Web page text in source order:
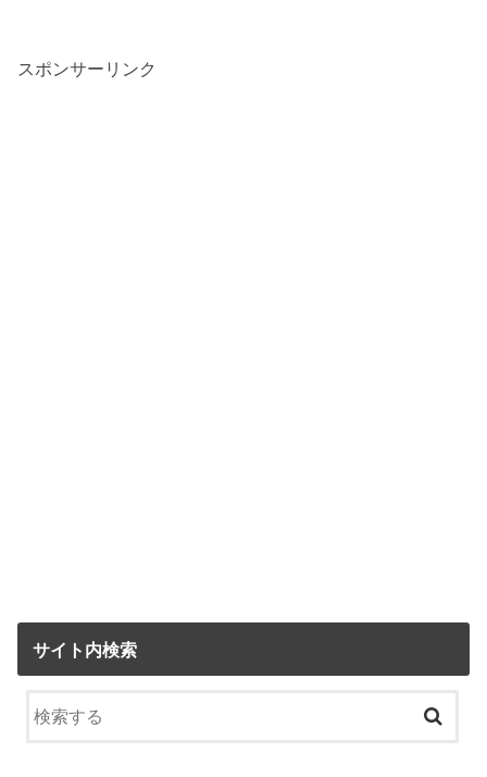
スポンサーリンク
サイト内検索